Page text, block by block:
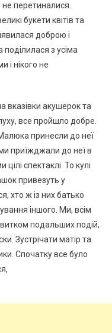
перетиналися.
букети квітів та
доброю і
з усіма
і нікого не
вказівки акушерок та
все пройшло добре.
Малюка принесли до неї
приїжджали до неї в
спектаклі. То кулі
привезуть у
хто ж із них батько
іншого. Ми, всім
подальших подій,
Зустрічати матір та
Спочатку все було